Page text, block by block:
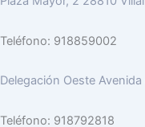
Teléfono: 918859002
Delegación Oeste
Teléfono: 918792818